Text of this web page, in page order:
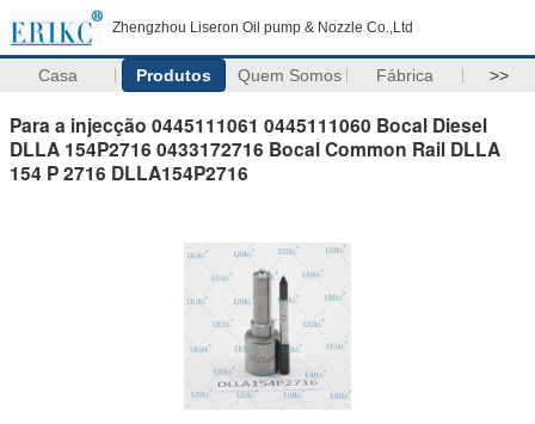
Zhengzhou Liseron Oil pump & Nozzle Co.,Ltd
Casa Produtos Quem Somos Fábrica >>
Para a injecção 0445111061 0445111060 Bocal Diesel
DLLA 154P2716 0433172716 Bocal Common Rail DLLA
154 P 2716 DLLA154P2716